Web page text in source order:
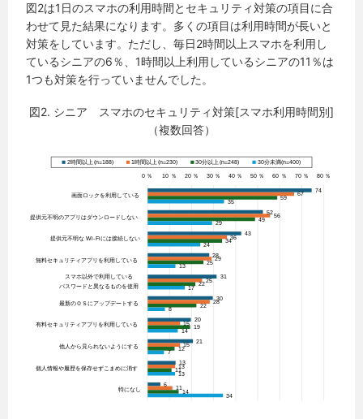
図2は1日のスマホの利用時間とセキュリティ対策の項目に合
わせて見た結果になります。多くの項目は利用時間が長いと
対策をしています。ただし、毎日2時間以上スマホを利用し
ているシニアの6％、1時間以上利用しているシニアの11％は
1つも対策を行っていませんでした。
図2. シニア スマホのセキュリティ対策[スマホ利用時間別]
（複数回答）